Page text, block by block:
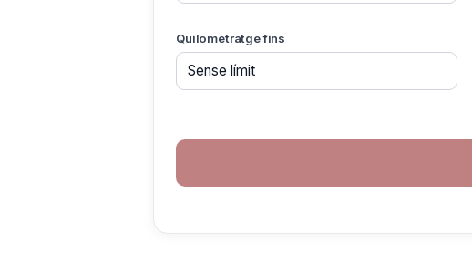
Quilometratge fins